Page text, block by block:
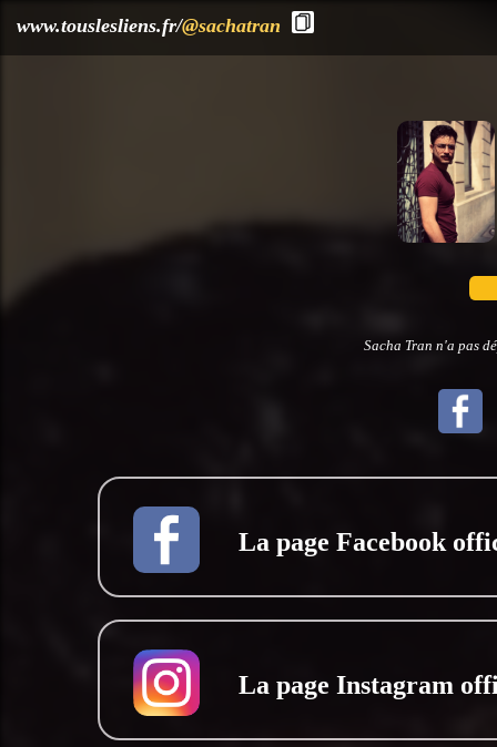
www.touslesliens.fr/@sachatran
Sacha Tran n'a pas
La page Facebook
La page Instagram